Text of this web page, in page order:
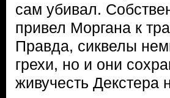
сам убивал.
привел Моргана к
Правда, сиквелы
грехи, но и они
живучесть Декстера